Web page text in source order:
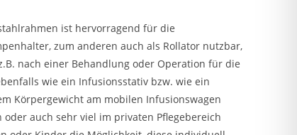
ist hervorragend für die
zum anderen auch als Rollator nutzbar,
nach einer Behandlung oder Operation für die
wie ein Infusionsstativ bzw. wie ein
Körpergewicht am mobilen Infusionswagen
auch sehr viel im privaten Pflegebereich